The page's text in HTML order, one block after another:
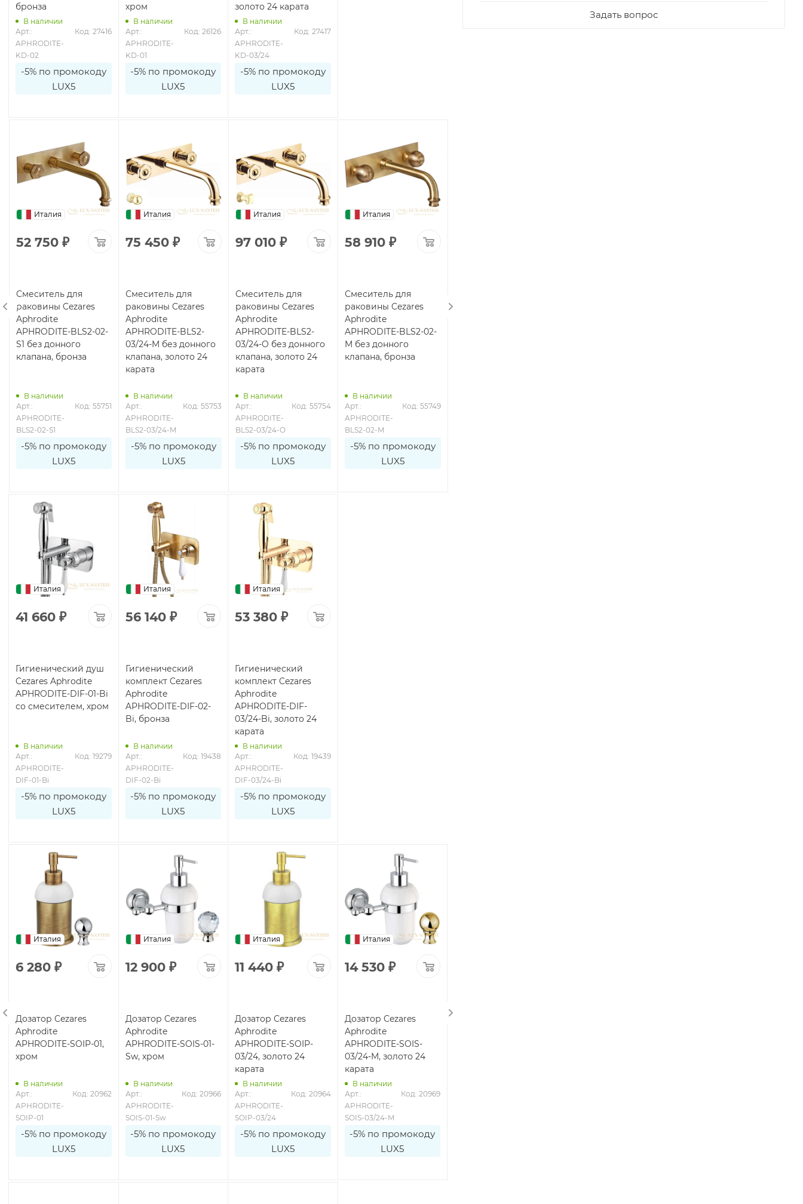
бронза
В наличии
Арт.:
APHRODITE-
KD-02
Код: 27416
-5% по промокоду
LUX5
хром
В наличии
Арт.:
APHRODITE-
KD-01
Код: 26126
-5% по промокоду
LUX5
золото 24 карата
В наличии
Арт.:
APHRODITE-
KD-03/24
Код: 27417
-5% по промокоду
LUX5
Италия
52 750₽
Смеситель для
раковины Cezares
Aphrodite
APHRODITE-BLS2-02-
S1 без донного
клапана, бронза
В наличии
Арт.:
APHRODITE-
BLS2-02-S1
Код: 55751
-5% по промокоду
LUX5
Италия
75 450 ₽
Смеситель для
раковины Cezares
Aphrodite
APHRODITE-BLS2-
03/24-M без донного
клапана, золото 24
карата
В наличии
Арт.:
APHRODITE-
BLS2-03/24-M
Код: 55753
-5% по промокоду
LUX5
Италия
97 010₽
Смеситель для
раковины Cezares
Aphrodite
APHRODITE-BLS2-
03/24-O без донного
клапана, золото 24
карата
В наличии
Арт.:
APHRODITE-
BLS2-03/24-O
Код: 55754
-5% по промокоду
LUX5
Италия
58 910 ₽
Смеситель для
раковины Cezares
Aphrodite
APHRODITE-BLS2-02-
M без донного
клапана, бронза
В наличии
Арт.:
APHRODITE-
BLS2-02-M
Код: 55749
-5% по промокоду
LUX5
Италия
41 660 ₽
Гигиенический душ
Cezares Aphrodite
APHRODITE-DIF-01-Bi
со смесителем, хром
В наличии
Арт.:
APHRODITE-
DIF-01-Bi
Код: 19279
-5% по промокоду
LUX5
Италия
56 140₽
Гигиенический
комплект Cezares
Aphrodite
APHRODITE-DIF-02-
Bi, бронза
В наличии
Арт.:
APHRODITE-
DIF-02-Bi
Код: 19438
-5% по промокоду
LUX5
Италия
53 380 ₽
Гигиенический
комплект Cezares
Aphrodite
APHRODITE-DIF-
03/24-Bi, золото 24
карата
В наличии
Арт.:
APHRODITE-
DIF-03/24-Bi
Код: 19439
-5% по промокоду
LUX5
Италия
6 280 ₽
Дозатор Cezares
Aphrodite
APHRODITE-SOIP-01,
хром
В наличии
Арт.:
APHRODITE-
SOIP-01
Код: 20962
-5% по промокоду
LUX5
Италия
12 900₽
Дозатор Cezares
Aphrodite
APHRODITE-SOIS-01-
Sw, хром
В наличии
Арт.:
APHRODITE-
SOIS-01-Sw
Код: 20966
-5% по промокоду
LUX5
Италия
11 440 ₽
Дозатор Cezares
Aphrodite
APHRODITE-SOIP-
03/24, золото 24
карата
В наличии
Арт.:
APHRODITE-
SOIP-03/24
Код: 20964
-5% по промокоду
LUX5
Италия
14 530₽
Дозатор Cezares
Aphrodite
APHRODITE-SOIS-
03/24-M, золото 24
карата
В наличии
Арт.:
APHRODITE-
SOIS-03/24-M
Код: 20969
-5% по промокоду
LUX5
Задать вопрос